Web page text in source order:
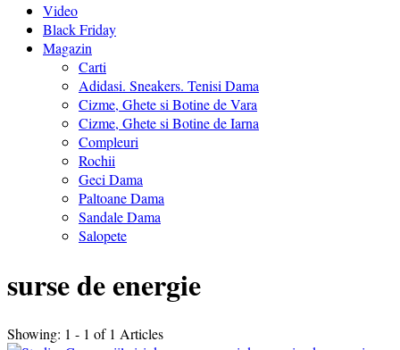
Video
Black Friday
Magazin
Carti
Adidasi. Sneakers. Tenisi Dama
Cizme, Ghete si Botine de Vara
Cizme, Ghete si Botine de Iarna
Compleuri
Rochii
Geci Dama
Paltoane Dama
Sandale Dama
Salopete
surse de energie
Showing: 1 - 1 of 1 Articles